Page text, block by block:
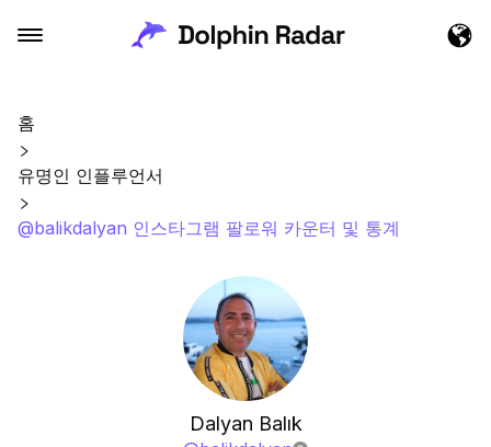
홈
유명인 인플루언서
@balikdalyan 인스타그램 팔로워 카운터 및 통계
Dalyan Balık